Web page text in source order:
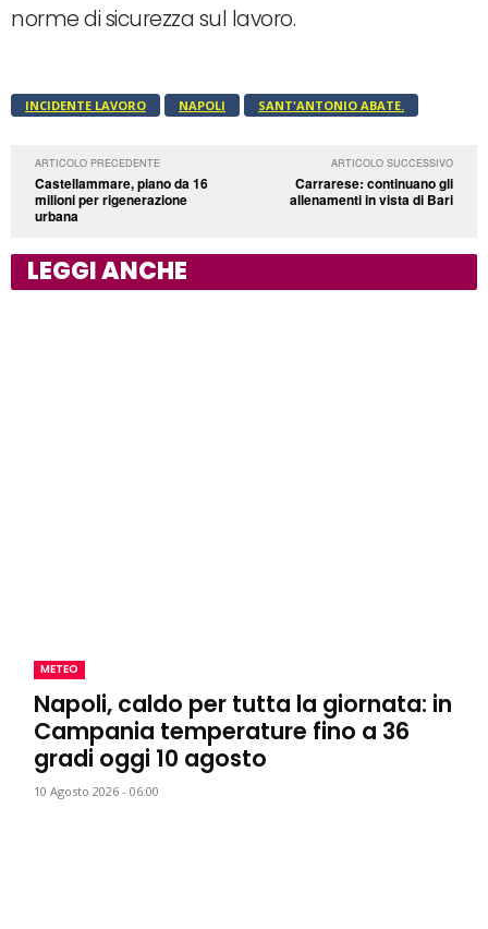
norme di sicurezza sul lavoro.
INCIDENTE LAVORO NAPOLI SANT'ANTONIO ABATE.
ARTICOLO PRECEDENTE
Castellammare, piano da 16
milioni per rigenerazione
urbana
ARTICOLO SUCCESSIVO
Carrarese: continuano gli
allenamenti in vista di Bari
LEGGI ANCHE
METEO
Napoli, caldo per tutta la giornata: in
Campania temperature fino a 36
gradi oggi 10 agosto
10 Agosto 2026 - 06:00